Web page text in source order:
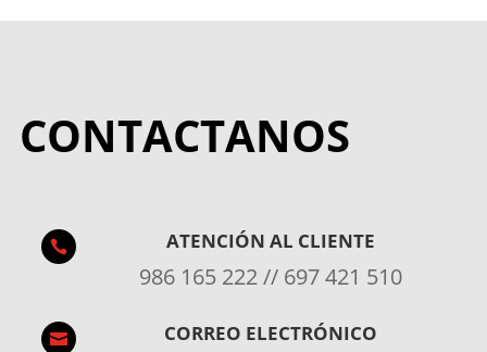
CONTACTANOS
 ATENCIÓN AL CLIENTE
986 165 222 // 697 421 510
 CORREO ELECTRÓNICO